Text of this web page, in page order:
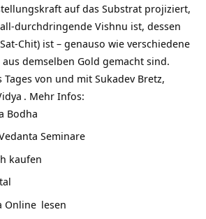
auf das Substrat projiziert,
durchdringende Vishnu ist, dessen
Chit) ist – genauso wie verschiedene
demselben Gold gemacht sind.
von und mit Sukadev Bretz,
. Mehr Infos:
Bodha
Seminare
kaufen
Online lesen